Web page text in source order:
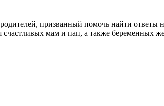
призванный помочь найти ответы
счастливых мам и пап, а также беременных